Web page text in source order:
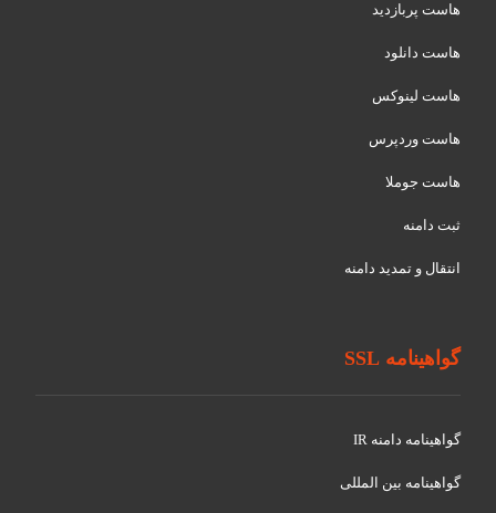
هاست پربازدید
هاست دانلود
هاست لینوکس
هاست وردپرس
هاست جوملا
ثبت دامنه
انتقال و تمدید دامنه
گواهینامه SSL
گواهينامه دامنه IR
گواهينامه بین المللی